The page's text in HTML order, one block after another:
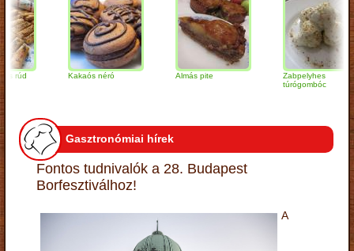
Kakaós néró Almás pite
Zabpelyhes
túrógombóc
Gasztronómiai hírek
Fontos tudnivalók a 28. Budapest
Borfesztiválhoz!
A